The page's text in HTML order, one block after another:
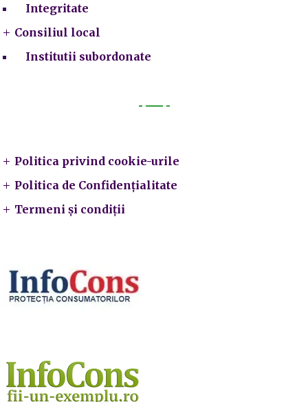
Integritate
Consiliul local
Institutii subordonate
Politica privind cookie-urile
Politica de Confidențialitate
Termeni și condiții